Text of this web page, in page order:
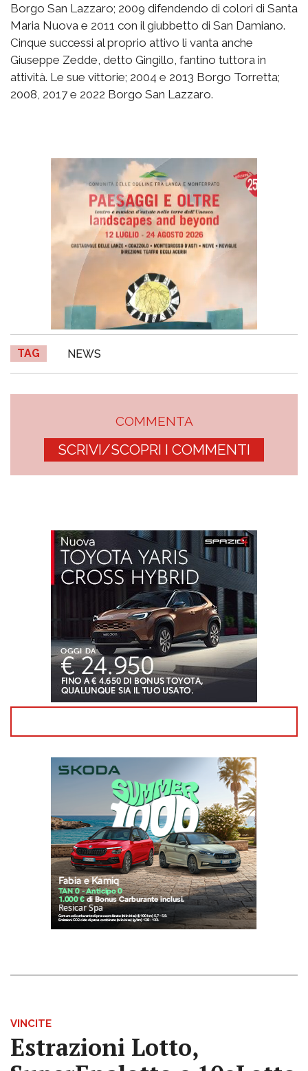
Borgo San Lazzaro; 2009 difendendo di colori di Santa
Maria Nuova e 2011 con il giubbetto di San Damiano.
Cinque successi al proprio attivo li vanta anche
Giuseppe Zedde, detto Gingillo, fantino tuttora in
attività. Le sue vittorie; 2004 e 2013 Borgo Torretta;
2008, 2017 e 2022 Borgo San Lazzaro.
TAG NEWS
COMMENTA
SCRIVI/SCOPRI I COMMENTI
VINCITE
Estrazioni Lotto,